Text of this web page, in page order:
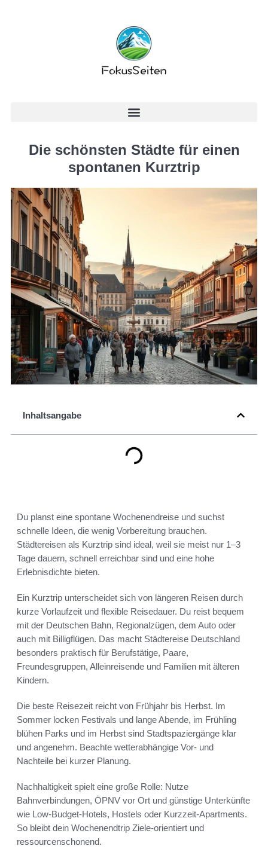
Die schönsten Städte für einen
spontanen Kurztrip
Inhaltsangabe
Du planst eine spontane Wochenendreise und suchst
schnelle Ideen, die wenig Vorbereitung brauchen.
Städtereisen als Kurztrip sind ideal, weil sie meist nur 1–3
Tage dauern, schnell erreichbar sind und eine hohe
Erlebnisdichte bieten.
Ein Kurztrip unterscheidet sich von längeren Reisen durch
kurze Vorlaufzeit und flexible Reisedauer. Du reist bequem
mit der Deutschen Bahn, Regionalzügen, dem Auto oder
auch mit Billigflügen. Das macht Städtereise Deutschland
besonders praktisch für Berufstätige, Paare,
Freundesgruppen, Alleinreisende und Familien mit älteren
Kindern.
Die beste Reisezeit reicht von Frühjahr bis Herbst. Im
Sommer locken Festivals und lange Abende, im Frühling
blühen Parks und im Herbst sind Stadtspaziergänge klar
und angenehm. Beachte wetterabhängige Vor- und
Nachteile bei kurzer Planung.
Nachhaltigkeit spielt eine große Rolle: Nutze
Bahnverbindungen, ÖPNV vor Ort und günstige Unterkünfte
wie Low-Budget-Hotels, Hostels oder Kurzzeit-Apartments.
So bleibt dein Wochenendtrip Ziele-orientiert und
ressourcenschonend.